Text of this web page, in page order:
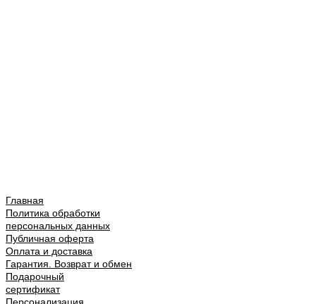
Главная
Политика обработки
персональных данных
Публичная оферта
Оплата и доставка
Гарантия. Возврат и обмен
Подарочный
сертификат